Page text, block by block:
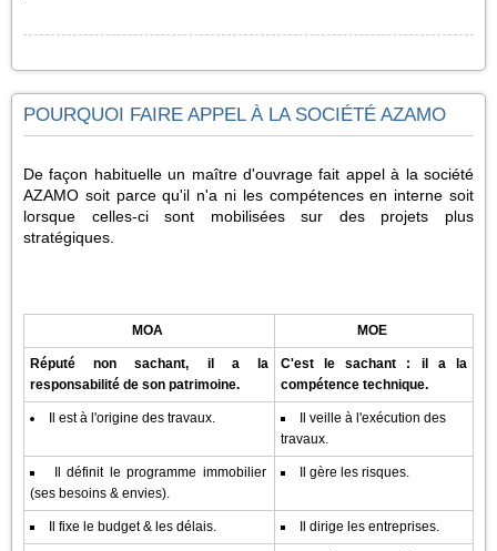
POURQUOI FAIRE APPEL À LA SOCIÉTÉ AZAMO
De façon habituelle un maître d'ouvrage fait appel à la société
AZAMO soit parce qu'il n'a ni les compétences en interne soit
lorsque celles-ci sont mobilisées sur des projets plus
stratégiques.
MOA MOE
Réputé non sachant, il a la
responsabilité de son patrimoine.
C'est le sachant : il a la
compétence technique.
Il est à l'origine des travaux.
Il veille à l'exécution des
travaux.
Il définit le programme immobilier
(ses besoins & envies).
Il gère les risques.
Il fixe le budget & les délais. Il dirige les entreprises.